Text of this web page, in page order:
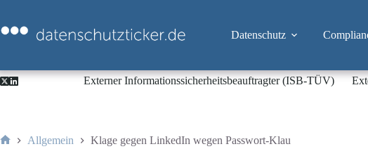
springen
Datenschutz
Externer Informationssicherheitsbeauftragter (ISB-TÜV)
Allgemein Klage gegen LinkedIn wegen Passwort-Klau